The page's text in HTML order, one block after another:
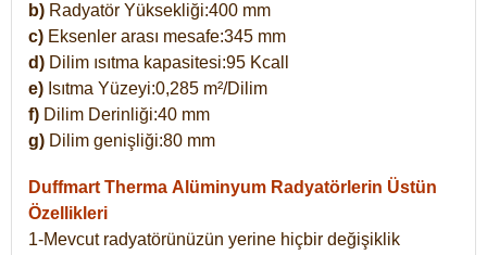
b) Radyatör Yüksekliği:400 mm
c) Eksenler arası mesafe:345 mm
d) Dilim ısıtma kapasitesi:95 Kcall
e) Isıtma Yüzeyi:0,285 m²/Dilim
f) Dilim Derinliği:40 mm
g) Dilim genişliği:80 mm
Duffmart Therma Alüminyum Radyatörlerin Üstün
Özellikleri
1-Mevcut radyatörünüzün yerine hiçbir değişiklik